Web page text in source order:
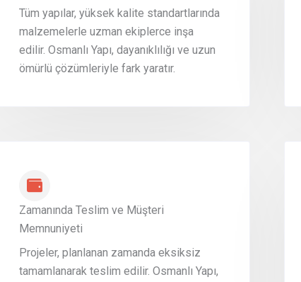
Tüm yapılar, yüksek kalite standartlarında
malzemelerle uzman ekiplerce inşa
edilir. Osmanlı Yapı, dayanıklılığı ve uzun
ömürlü çözümleriyle fark yaratır.
Zamanında Teslim ve Müşteri
Memnuniyeti
Projeler, planlanan zamanda eksiksiz
tamamlanarak teslim edilir. Osmanlı Yapı,